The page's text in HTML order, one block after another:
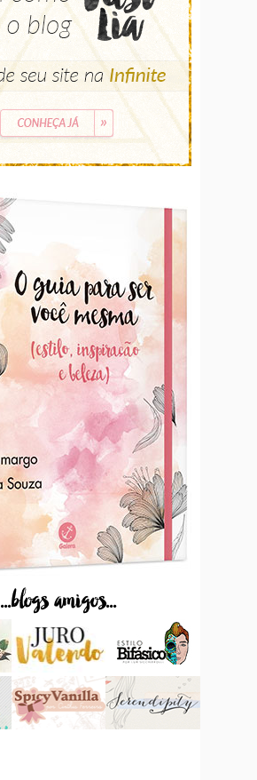
...blogs amigos...